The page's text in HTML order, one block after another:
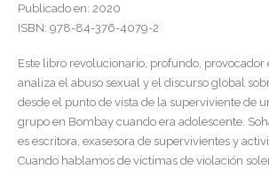
Publicado en: 2020
ISBN: 978-84-376-4079-2
Este libro revolucionario, profundo, provocador
analiza el abuso sexual y el discurso global
desde el punto de vista de la superviviente de
grupo en Bombay cuando era adolescente.
es escritora, exasesora de supervivientes y
Cuando hablamos de víctimas de violación